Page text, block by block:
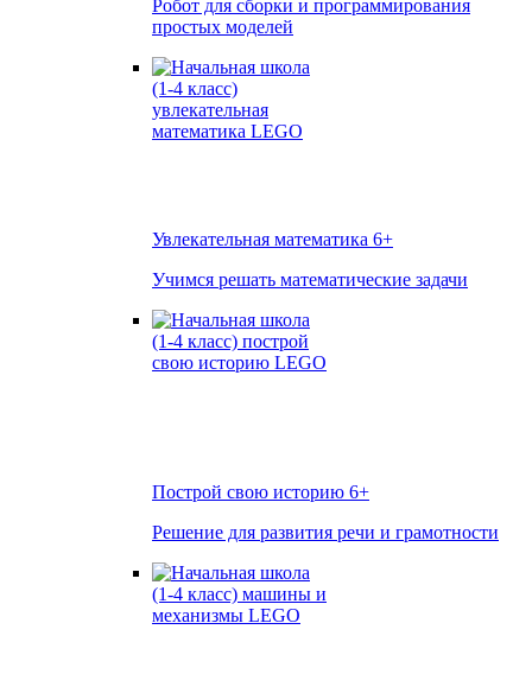
Робот для сборки и программирования
простых моделей
Увлекательная математика 6+
Учимся решать математические задачи
Построй свою историю 6+
Решение для развития речи и грамотности